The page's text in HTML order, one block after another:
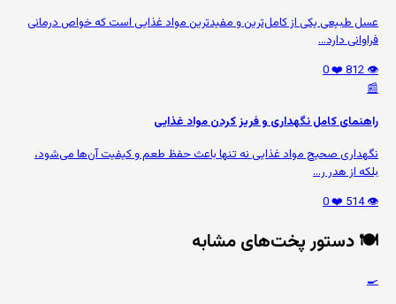
عسل طبیعی یکی از کامل‌ترین و مفیدترین مواد غذایی است که خواص درمانی
فراوانی دارد...
👁️ 812
❤️ 0
📰
راهنمای کامل نگهداری و فریز کردن مواد غذایی
نگهداری صحیح مواد غذایی نه تنها باعث حفظ طعم و کیفیت آن‌ها می‌شود،
بلکه از هدر ر...
👁️ 514
❤️ 0
🍽️ دستور پخت‌های مشابه
🍳